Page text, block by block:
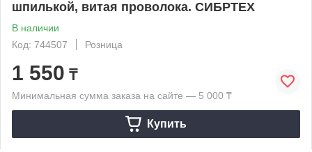
шпилькой, витая проволока. СИБРТЕХ
В наличии
Код: 744507
Розница
1 550 ₸
Минимальная сумма заказа на сайте — 5 000 ₸
Купить